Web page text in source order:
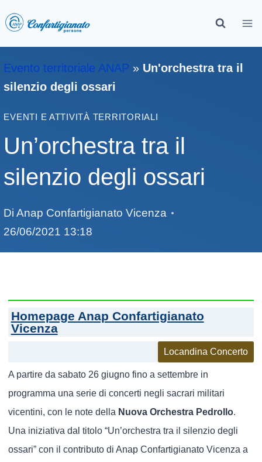
Evento territoriale ANAP » Un'orchestra tra il
silenzio degli ossari
EVENTI E ATTIVITÀ TERRITORIALI
Un’orchestra tra il
silenzio degli ossari
Di Anap Confartigianato Vicenza
26/06/2021 13:18
Homepage Anap Confartigianato
Vicenza
Locandina Concerto
A partire da sabato 26 giugno fino a settembre in
programma una serie di concerti negli sacrari militari
vicentini, con le note della Nuova Orchestra Pedrollo.
Una iniziativa dal titolo “Un’orchestra tra il silenzio degli
ossari” con il contributo di Anap Confartigianato Vicenza a